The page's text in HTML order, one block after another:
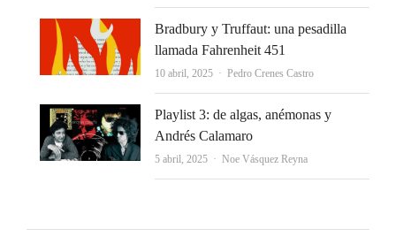
Bradbury y Truffaut: una pesadilla
llamada Fahrenheit 451
10 abril, 2025 Autor
Pedro Crenes Castro
Playlist 3: de algas, anémonas y
Andrés Calamaro
5 abril, 2025 Autor
Noe Vásquez Reyna